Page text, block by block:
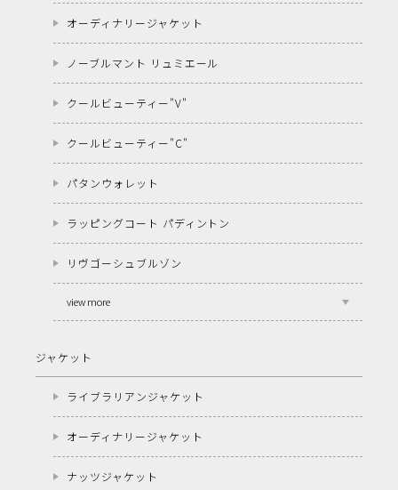
オーディナリージャケット
ノーブルマント リュミエール
クールビューティー"V"
クールビューティー"C"
パタンウォレット
ラッピングコート パディントン
リヴゴーシュブルゾン
view more
ジャケット
ライブラリアンジャケット
オーディナリージャケット
ナッツジャケット